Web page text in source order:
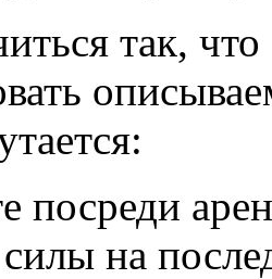
так,
посреди
на